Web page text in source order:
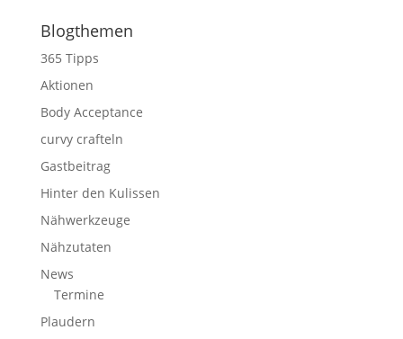
Blogthemen
365 Tipps
Aktionen
Body Acceptance
curvy crafteln
Gastbeitrag
Hinter den Kulissen
Nähwerkzeuge
Nähzutaten
News
Termine
Plaudern